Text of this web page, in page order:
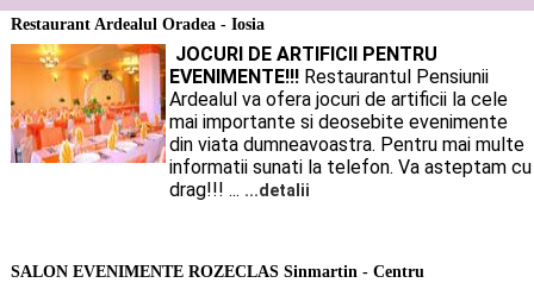
Restaurant Ardealul Oradea - Iosia
JOCURI DE ARTIFICII PENTRU
EVENIMENTE!!! Restaurantul Pensiunii
Ardealul va ofera jocuri de artificii la cele
mai importante si deosebite evenimente
din viata dumneavoastra. Pentru mai multe
informatii sunati la telefon. Va asteptam cu
drag!!! ... ...detalii
SALON EVENIMENTE ROZECLAS Sinmartin - Centru